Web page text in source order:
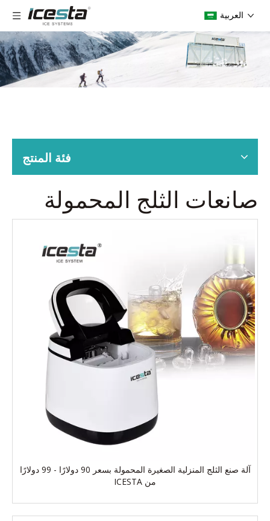
العربية
فئة المنتج
صانعات الثلج المحمولة
آلة صنع الثلج المنزلية الصغيرة المحمولة بسعر 90 دولارًا - 99 دولارًا
من ICESTA